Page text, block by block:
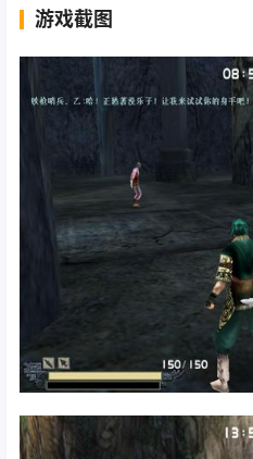
游戏截图